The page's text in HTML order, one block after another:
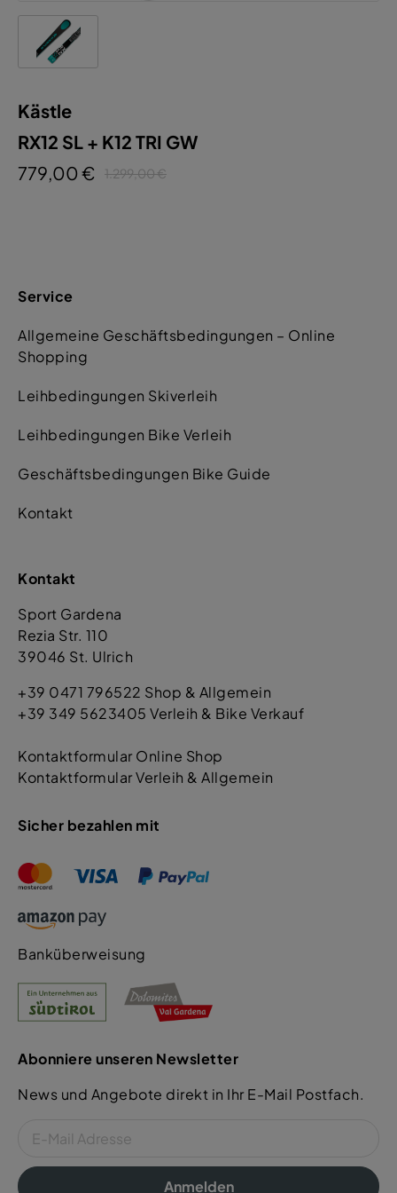
Kästle
RX12 SL + K12 TRI GW
779,00 €
1.299,00 €
Service
Allgemeine Geschäftsbedingungen – Online
Shopping
Leihbedingungen Skiverleih
Leihbedingungen Bike Verleih
Geschäftsbedingungen Bike Guide
Kontakt
Kontakt
Sport Gardena
Rezia Str. 110
39046 St. Ulrich
+39 0471 796522 Shop & Allgemein
+39 349 5623405 Verleih & Bike Verkauf
Kontaktformular Online Shop
Kontaktformular Verleih & Allgemein
Sicher bezahlen mit
Banküberweisung
Abonniere unseren Newsletter
News und Angebote direkt in Ihr E-Mail Postfach.
Anmelden